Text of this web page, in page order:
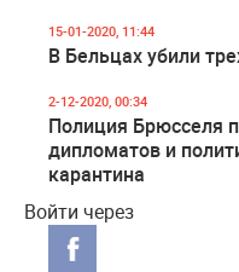
15-01-2020, 11:44
В Бельцах убили
2-12-2020, 00:34
Полиция Брюсселя
дипломатов и
карантина
Войти через